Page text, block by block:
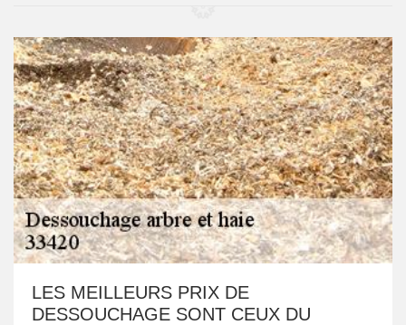
LES MEILLEURS PRIX DE
DESSOUCHAGE SONT CEUX DU